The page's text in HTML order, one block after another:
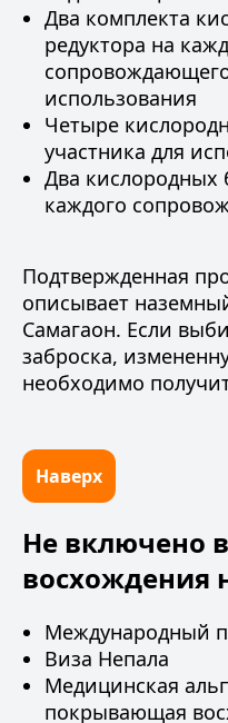
Два комплекта
редуктора на
использования
Четыре
участника для
Два кислородных
каждого
Подтвержденная
описывает
Самагаон. Если
заброска,
необходимо
Наверх
Не включено
восхождения
Международный
Виза Непала
Медицинская
покрывающая